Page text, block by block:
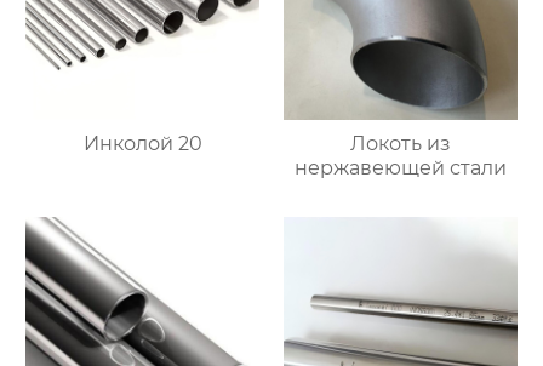
Инколой 20
Локоть из
нержавеющей стали